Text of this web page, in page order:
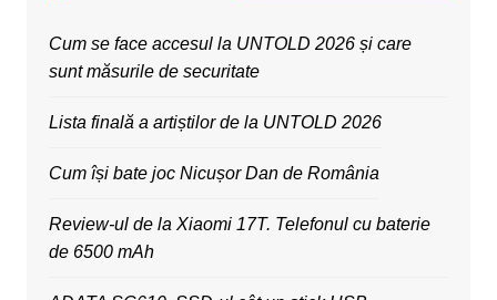
Cum se face accesul la UNTOLD 2026 și care
sunt măsurile de securitate
Lista finală a artiștilor de la UNTOLD 2026
Cum își bate joc Nicușor Dan de România
Review-ul de la Xiaomi 17T. Telefonul cu baterie
de 6500 mAh